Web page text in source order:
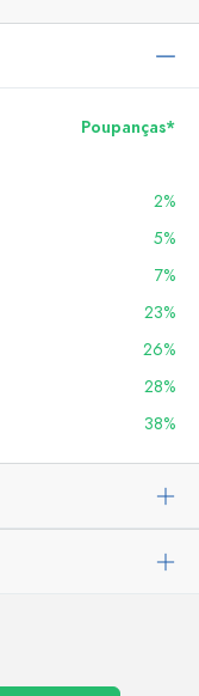
Poupanças*
2%
5%
7%
23%
26%
28%
38%